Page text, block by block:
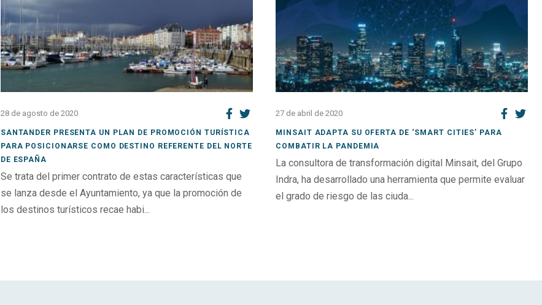
28 de agosto de 2020
SANTANDER PRESENTA UN PLAN DE PROMOCIÓN TURÍSTICA
PARA POSICIONARSE COMO DESTINO REFERENTE DEL NORTE
DE ESPAÑA
Se trata del primer contrato de estas características que
se lanza desde el Ayuntamiento, ya que la promoción de
los destinos turísticos recae habi...
27 de abril de 2020
MINSAIT ADAPTA SU OFERTA DE ‘SMART CITIES’ PARA
COMBATIR LA PANDEMIA
La consultora de transformación digital Minsait, del Grupo
Indra, ha desarrollado una herramienta que permite evaluar
el grado de riesgo de las ciuda...